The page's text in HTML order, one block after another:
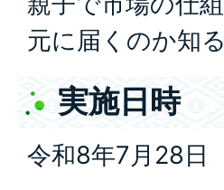
元に届くのか知
実施日時
令和8年7月28日